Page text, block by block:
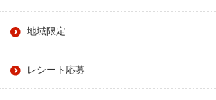
地域限定
レシート応募